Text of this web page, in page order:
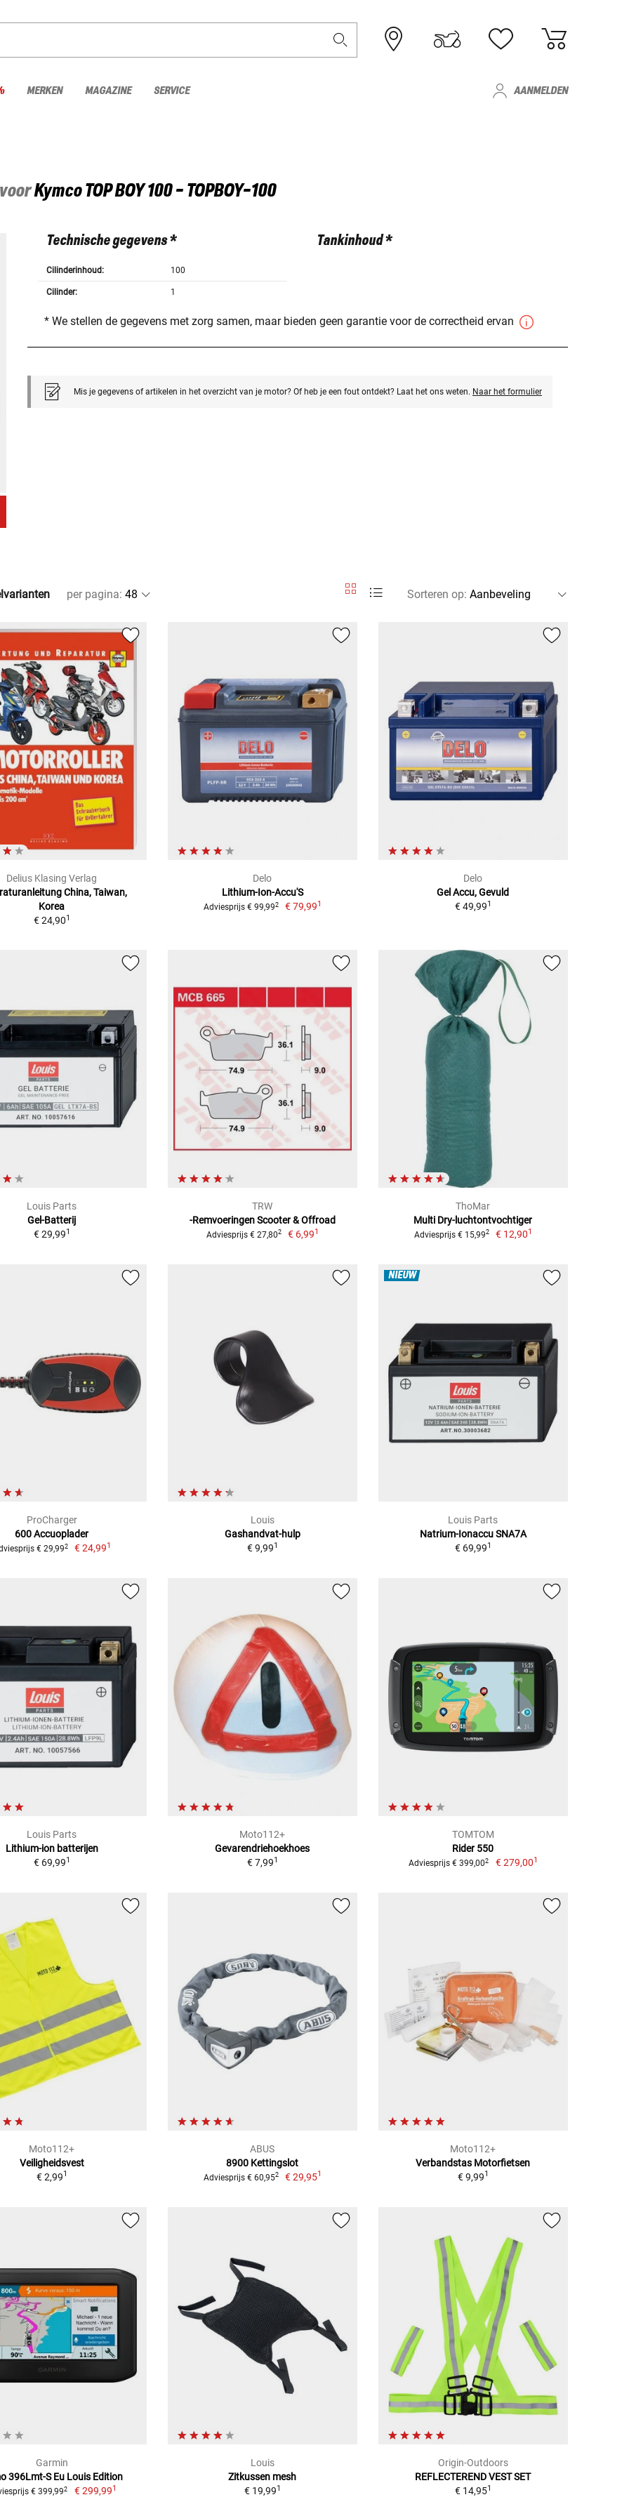
MERKEN MAGAZINE SERVICE AANMELDEN
Kymco TOP BOY 100 - TOPBOY-100
Technische gegevens *
Cilinderinhoud: 100
Cilinder: 1
Tankinhoud *
* We stellen de gegevens met zorg samen, maar bieden geen garantie voor de correctheid ervan
Mis je gegevens of artikelen in het overzicht van je motor? Of heb je een fout ontdekt? Laat het ons weten. Naar het formulier
per pagina: Sorteren op:
Delius Klasing Verlag
China, Taiwan,
Korea
€ 24,901
Delo
Lithium-Ion-Accu'S
Adviesprijs € 99,992 € 79,991
Delo
Gel Accu, Gevuld
€ 49,991
Louis Parts
Gel-Batterij
€ 29,991
TRW
-Remvoeringen Scooter & Offroad
Adviesprijs € 27,802 € 6,991
ThoMar
Multi Dry-luchtontvochtiger
Adviesprijs € 15,992 € 12,901
ProCharger
600 Accuoplader
€ 29,992 € 24,991
Louis
Gashandvat-hulp
€ 9,991
NIEUW
Louis Parts
Natrium-Ionaccu SNA7A
€ 69,991
Louis Parts
Lithium-ion batterijen
€ 69,991
Moto112+
Gevarendriehoekhoes
€ 7,991
TOMTOM
Rider 550
Adviesprijs € 399,002 € 279,001
Moto112+
Veiligheidsvest
€ 2,991
ABUS
8900 Kettingslot
Adviesprijs € 60,952 € 29,951
Moto112+
Verbandstas Motorfietsen
€ 9,991
Garmin
396Lmt-S Eu Louis Edition
€ 399,992 € 299,991
Louis
Zitkussen mesh
€ 19,991
Origin-Outdoors
REFLECTEREND VEST SET
€ 14,951